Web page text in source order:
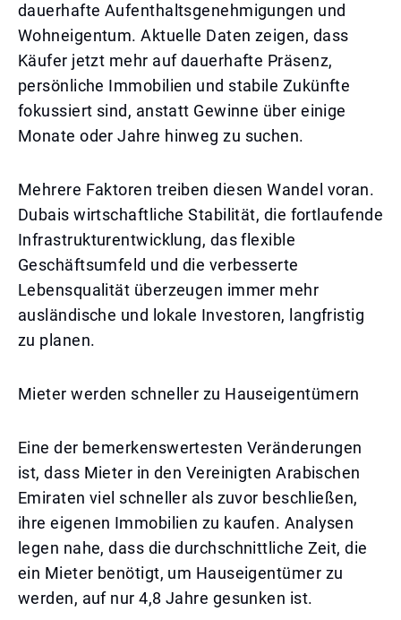
dauerhafte Aufenthaltsgenehmigungen und
Wohneigentum. Aktuelle Daten zeigen, dass
Käufer jetzt mehr auf dauerhafte Präsenz,
persönliche Immobilien und stabile Zukünfte
fokussiert sind, anstatt Gewinne über einige
Monate oder Jahre hinweg zu suchen.
Mehrere Faktoren treiben diesen Wandel voran.
Dubais wirtschaftliche Stabilität, die fortlaufende
Infrastrukturentwicklung, das flexible
Geschäftsumfeld und die verbesserte
Lebensqualität überzeugen immer mehr
ausländische und lokale Investoren, langfristig
zu planen.
Mieter werden schneller zu Hauseigentümern
Eine der bemerkenswertesten Veränderungen
ist, dass Mieter in den Vereinigten Arabischen
Emiraten viel schneller als zuvor beschließen,
ihre eigenen Immobilien zu kaufen. Analysen
legen nahe, dass die durchschnittliche Zeit, die
ein Mieter benötigt, um Hauseigentümer zu
werden, auf nur 4,8 Jahre gesunken ist.